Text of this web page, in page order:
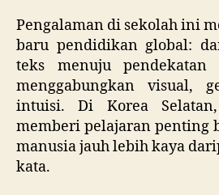
Pengalaman di sekolah ini
baru pendidikan global:
teks menuju pendekatan
menggabungkan visual,
intuisi. Di Korea
memberi pelajaran penting
manusia jauh lebih kaya
kata.